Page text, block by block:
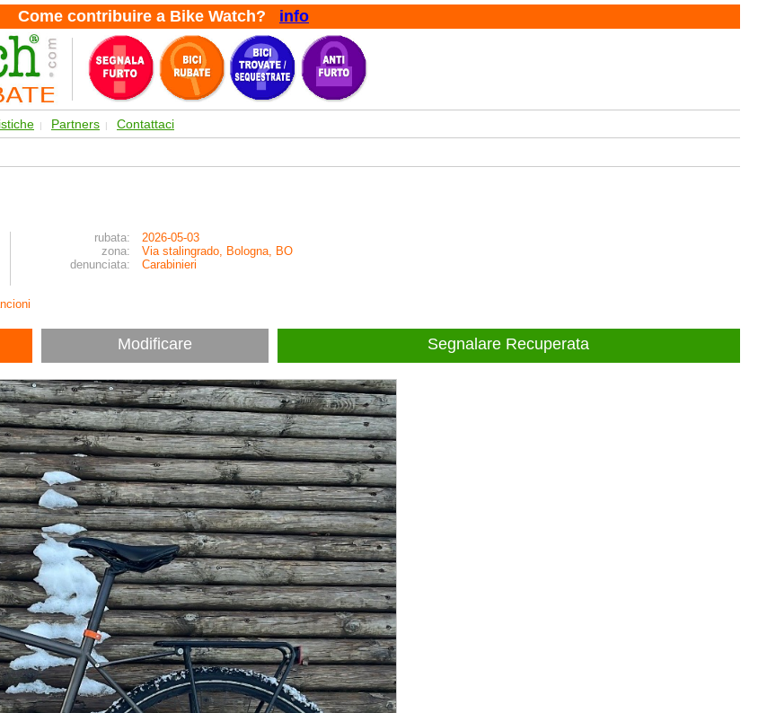
Come contribuire a Bike Watch? info
| Partners | Contattaci
rubata:
2026-05-03
zona:
Via stalingrado, Bologna, BO
denunciata:
Carabinieri
Modificare Segnalare Recuperata